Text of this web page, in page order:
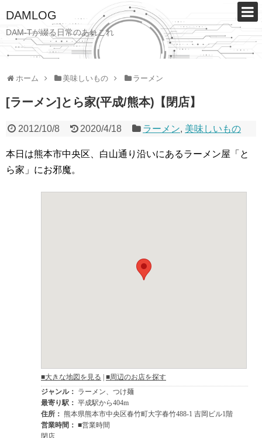
DAMLOG
DAM-Tが綴る日常のあれこれ
ホーム 美味しいもの ラーメン
[ラーメン]とら家(平成/熊本)【閉店】
2012/10/8 2020/4/18 ラーメン, 美味しいもの
本日は熊本市中央区、白山通り沿いにあるラーメン屋「と
ら家」にお邪魔。